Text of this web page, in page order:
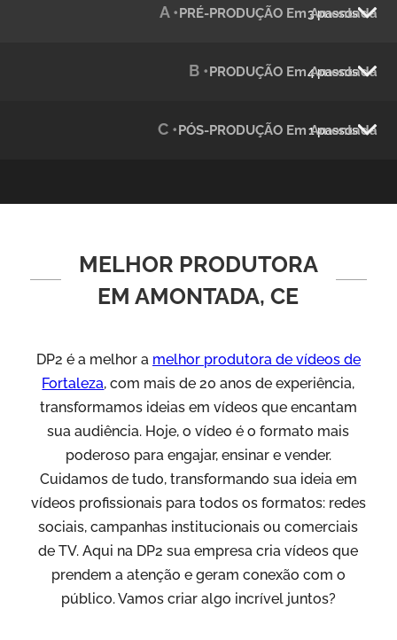
Julândia
Green Process
Vídeos de Produtos e Serviços
A •PRÉ-PRODUÇÃO Em Amontada
3 passos
B •PRODUÇÃO Em Amontada
4 passos
C •PÓS-PRODUÇÃO Em Amontada
1 passos
MELHOR PRODUTORA
EM AMONTADA, CE
DP2 é a melhor a melhor produtora de vídeos de
Fortaleza, com mais de 20 anos de experiência,
transformamos ideias em vídeos que encantam
sua audiência. Hoje, o vídeo é o formato mais
poderoso para engajar, ensinar e vender.
Cuidamos de tudo, transformando sua ideia em
vídeos profissionais para todos os formatos: redes
sociais, campanhas institucionais ou comerciais
de TV. Aqui na DP2 sua empresa cria vídeos que
prendem a atenção e geram conexão com o
público. Vamos criar algo incrível juntos?